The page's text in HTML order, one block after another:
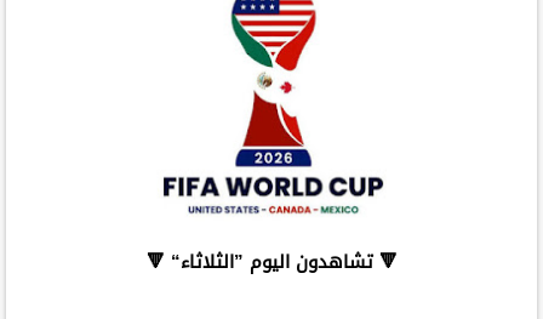
🔻 تشاهدون اليوم ”الثلاثاء“ 🔻